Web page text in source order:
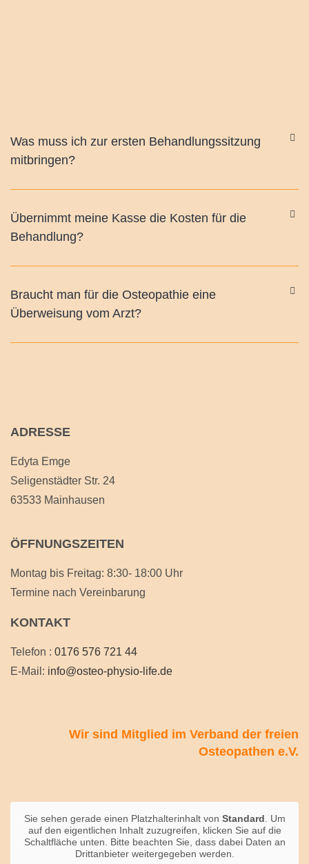
Was muss ich zur ersten Behandlungssitzung
mitbringen?
Übernimmt meine Kasse die Kosten für die
Behandlung?
Braucht man für die Osteopathie eine
Überweisung vom Arzt?
Sie sehen gerade einen Platzhalterinhalt von Standard . Um
auf den eigentlichen Inhalt zuzugreifen, klicken Sie auf die
Schaltfläche unten. Bitte beachten Sie, dass dabei Daten an
Drittanbieter weitergegeben werden.
ADRESSE
Edyta Emge
Seligenstädter Str. 24
63533 Mainhausen
ÖFFNUNGSZEITEN
Montag bis Freitag: 8:30- 18:00 Uhr
Termine nach Vereinbarung
KONTAKT
Telefon : 0176 576 721 44
E-Mail: info@osteo-physio-life.de
Wir sind Mitglied im Verband der freien
Osteopathen e.V.